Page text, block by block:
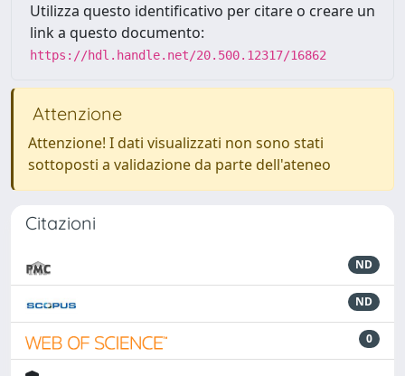
Utilizza questo identificativo per citare o creare un
link a questo documento:
https://hdl.handle.net/20.500.12317/16862
Attenzione
Attenzione! I dati visualizzati non sono stati
sottoposti a validazione da parte dell'ateneo
Citazioni
ND
ND
0